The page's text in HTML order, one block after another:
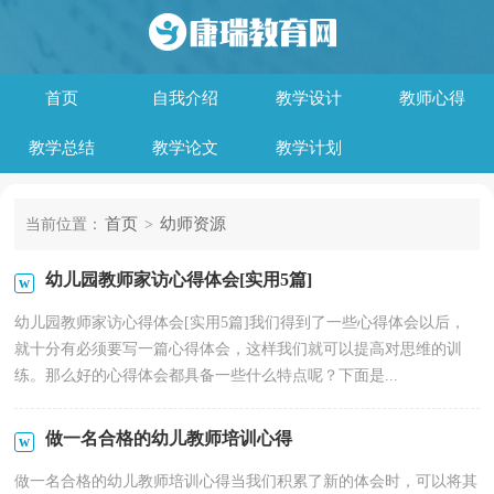
首页 自我介绍 教学设计 教师心得
教学总结 教学论文 教学计划
当前位置： 首页 > 幼师资源
幼儿园教师家访心得体会[实用5篇]
幼儿园教师家访心得体会[实用5篇]我们得到了一些心得体会以后，
就十分有必须要写一篇心得体会，这样我们就可以提高对思维的训
练。那么好的心得体会都具备一些什么特点呢？下面是...
做一名合格的幼儿教师培训心得
做一名合格的幼儿教师培训心得当我们积累了新的体会时，可以将其